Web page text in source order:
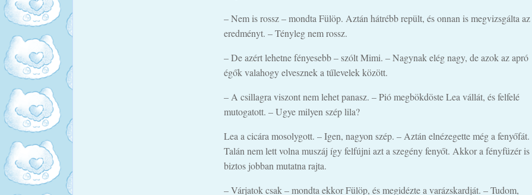
– Nem is rossz – mondta Fülöp. Aztán hátrébb repült, és onnan is megvizsgálta az
eredményt. – Tényleg nem rossz.
– De azért lehetne fényesebb – szólt Mimi. – Nagynak elég nagy, de azok az apró
égők valahogy elvesznek a tűlevelek között.
– A csillagra viszont nem lehet panasz. – Pió megbökdöste Lea vállát, és felfelé
mutogatott. – Ugye milyen szép lila?
Lea a cicára mosolygott. – Igen, nagyon szép. – Aztán elnézegette még a fenyőfát.
Talán nem lett volna muszáj így felfújni azt a szegény fenyőt. Akkor a fényfüzér is
biztos jobban mutatna rajta.
– Várjatok csak – mondta ekkor Fülöp, és megidézte a varázskardját. – Tudom,